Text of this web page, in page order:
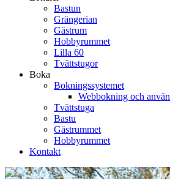
Bastun
Grängerian
Gästrum
Hobbyrummet
Lilla 60
Tvättstugor
Boka
Bokningssystemet
Webbokning och
Tvättstuga
Bastu
Gästrummet
Hobbyrummet
Kontakt